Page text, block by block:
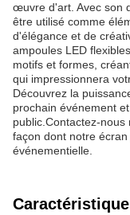
œuvre d'art. Avec son
être utilisé comme
d'élégance et de
ampoules LED
motifs et formes,
qui impressionnera
Découvrez la
prochain événement
public.Contactez-
façon dont notre
événementielle.